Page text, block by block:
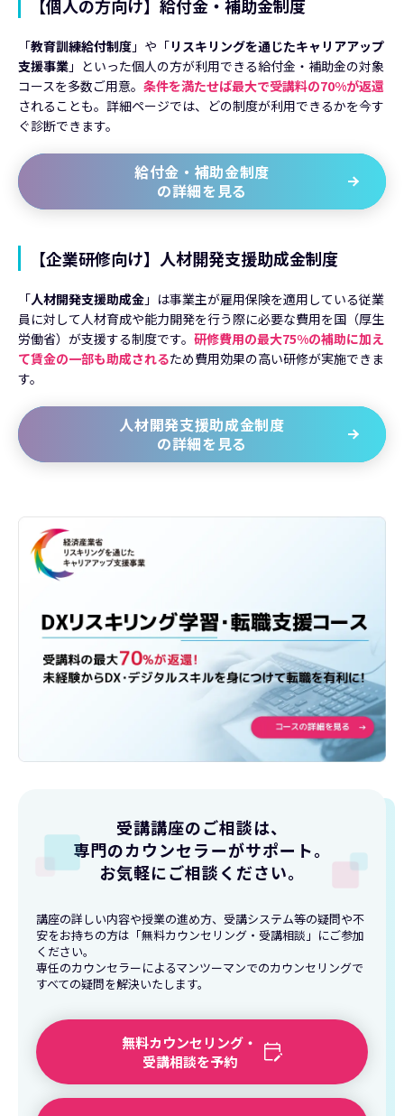
【個人の方向け】給付金・補助金制度
「教育訓練給付制度 」や「リスキリングを通じたキャリアアップ
支援事業 」といった個人の方が利用できる給付金・補助金の対象
コースを多数ご用意。 条件を満たせば最大で受講料の70%が返還
されることも。詳細ページでは、どの制度が利用できるかを今す
ぐ診断できます。
給付金・補助金制度
の詳細を見る
【企業研修向け】人材開発支援助成金制度
「人材開発支援助成金 」は事業主が雇用保険を適用している従業
員に対して人材育成や能力開発を行う際に必要な費用を国（厚生
労働省）が支援する制度です。 研修費用の最大75%の補助に加え
て賃金の一部も助成されるため費用効果の高い研修が実施できま
す。
人材開発支援助成金制度
の詳細を見る
受講講座のご相談は、
専門のカウンセラーがサポート。
お気軽にご相談ください。
講座の詳しい内容や授業の進め方、受講システム等の疑問や不
安をお持ちの方は「無料カウンセリング・受講相談」にご参加
ください。
専任のカウンセラーによるマンツーマンでのカウンセリングで
すべての疑問を解決いたします。
無料カウンセリング・
受講相談を予約